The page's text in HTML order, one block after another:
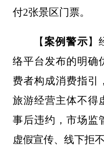
付2张景区门票。
【案例警示】
络平台发布的明确
费者构成消费指引
旅游经营主体不得
事后违约，市场监
虚假宣传、线下拒